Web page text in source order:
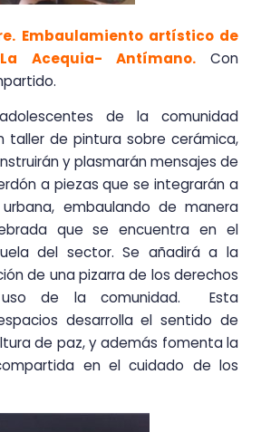
Embaulamiento artístico de
Acequia- Antímano. Con
de la comunidad
taller de pintura sobre cerámica,
y plasmarán mensajes de
a piezas que se integrarán a
embaulando de manera
que se encuentra en el
del sector. Se añadirá a la
de una pizarra de los derechos
uso de la comunidad. Esta
desarrolla el sentido de
de paz, y además fomenta la
en el cuidado de los